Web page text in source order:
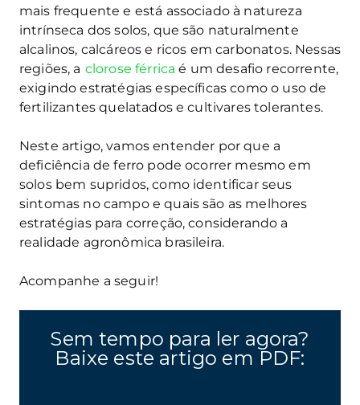
mais frequente e está associado à natureza
intrínseca dos solos, que são naturalmente
alcalinos, calcáreos e ricos em carbonatos. Nessas
regiões, a clorose férrica é um desafio recorrente,
exigindo estratégias específicas como o uso de
fertilizantes quelatados e cultivares tolerantes.
Neste artigo, vamos entender por que a
deficiência de ferro pode ocorrer mesmo em
solos bem supridos, como identificar seus
sintomas no campo e quais são as melhores
estratégias para correção, considerando a
realidade agronômica brasileira.
Acompanhe a seguir!
Sem tempo para ler agora?
Baixe este artigo em PDF: